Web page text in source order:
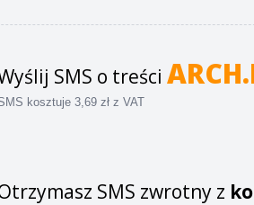
SMS o treści
kosztuje 3,69 zł z VAT
SMS zwrotny z